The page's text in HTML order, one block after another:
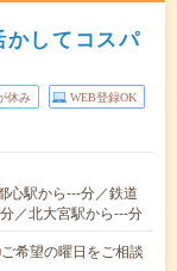
してコスパ
休み WEB登録OK
心駅から---分／鉄道
／北大宮駅から---分
希望の曜日をご相談